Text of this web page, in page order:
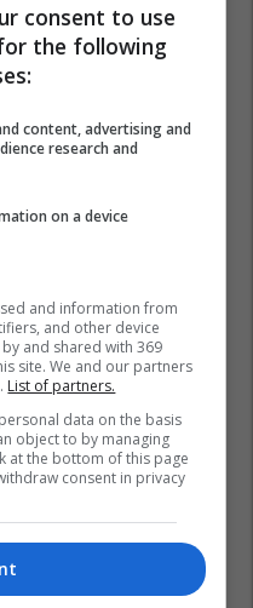
consent to use
the following
content, advertising and
research and
on a device
and information from
and other device
and shared with 369
site. We and our partners
List of partners.
data on the basis
object to by managing
at the bottom of this page
consent in privacy